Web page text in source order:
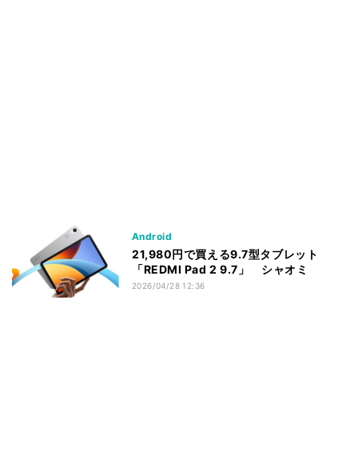
Android
21,980円で買える9.7型タブレット
「REDMI Pad 2 9.7」 シャオミ
2026/04/28 12:36